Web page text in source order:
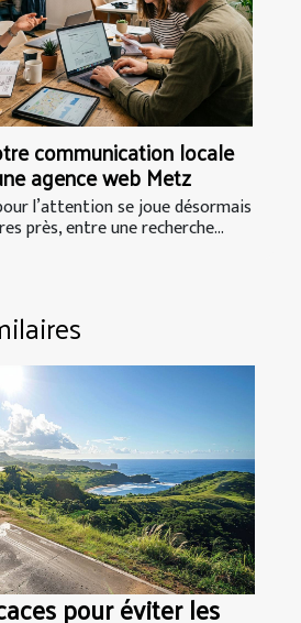
communication locale
agence web Metz
l’attention se joue désormais
près, entre une recherche...
pour éviter les